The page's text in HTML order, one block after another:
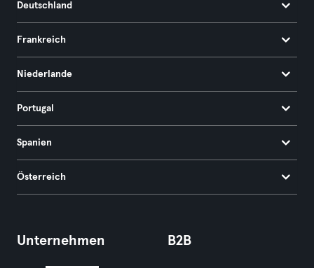
Deutschland
Frankreich
Niederlande
Portugal
Spanien
Österreich
Unternehmen B2B